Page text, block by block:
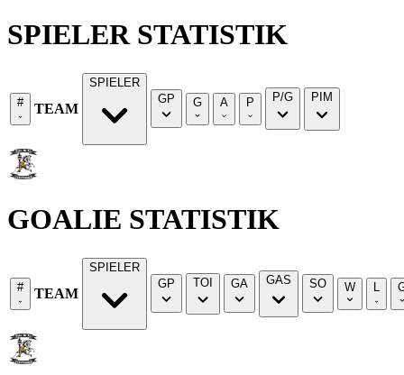
SPIELER STATISTIK
# TEAM
SPIELER
GP
G A P P/G PIM
GOALIE STATISTIK
# TEAM
SPIELER
GP
TOI GA GAS SO W L